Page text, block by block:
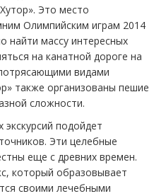
Это место
Олимпийским играм 2014
найти массу интересных
на канатной дороге на
видами
также организованы пешие
сложности.
подойдет
Эти целебные
еще с древних времен.
который образовывает
своими лечебными